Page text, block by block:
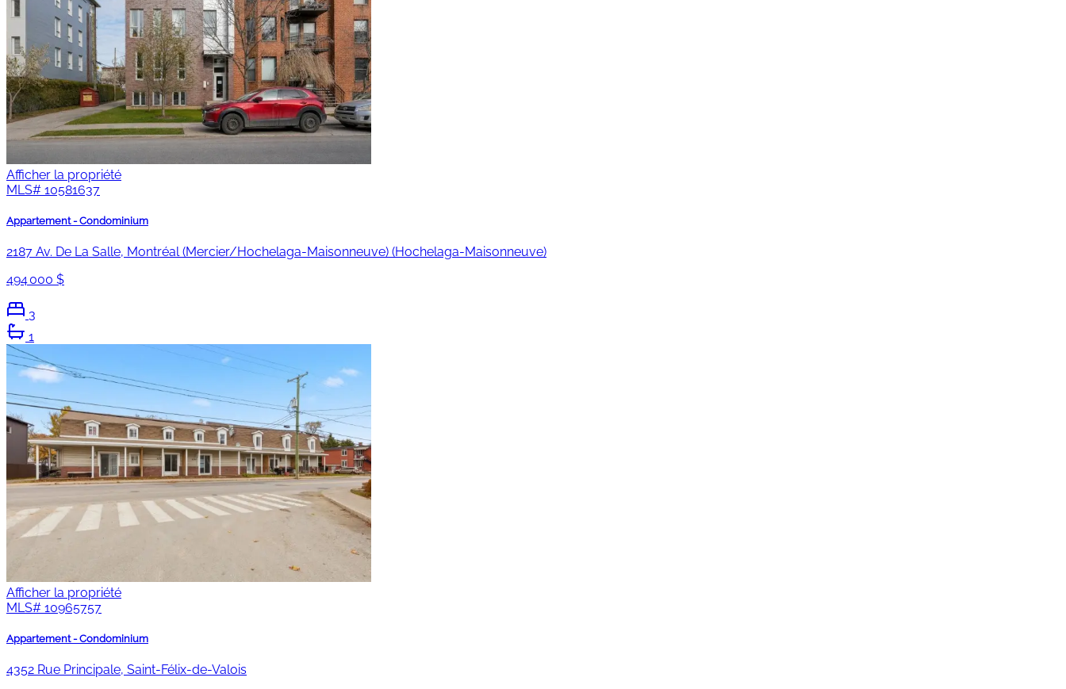
Afficher la propriété
MLS# 10581637
Appartement - Condominium
2187 Av. De La Salle, Montréal (Mercier/Hochelaga-Maisonneuve) (Hochelaga-Maisonneuve)
494 000 $
3
1
Afficher la propriété
MLS# 10965757
Appartement - Condominium
4352 Rue Principale, Saint-Félix-de-Valois